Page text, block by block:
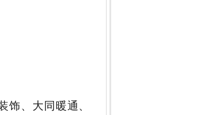
饰、大同暖通、